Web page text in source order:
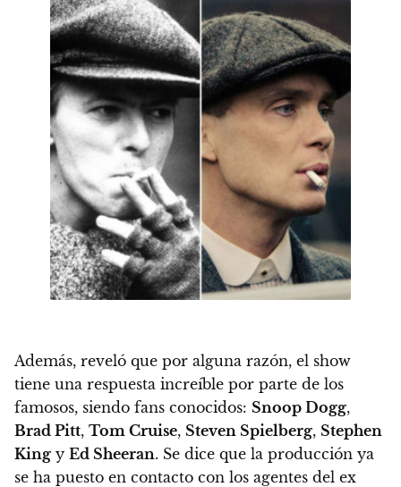
Además, reveló que por alguna razón, el show
tiene una respuesta increíble por parte de los
famosos, siendo fans conocidos: Snoop Dogg,
Brad Pitt, Tom Cruise, Steven Spielberg, Stephen
King y Ed Sheeran. Se dice que la producción ya
se ha puesto en contacto con los agentes del ex